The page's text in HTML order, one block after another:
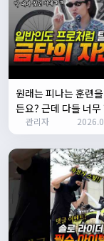
Leepi02:57:35
1
알루미06:16:14
관리자09:12:09
사이트 가입자수
다들 좋은하루되
열심히타자
맛점하세요~
배과장 12:48:20
반갑습니다 여
원래는 피나는 훈련
든요? 근데 다들 너
니까 우리가 치트키
게요. 아, KC 인증이
요? 그럼 뭐... 얼른
나가고 뭐하세요?
관리자